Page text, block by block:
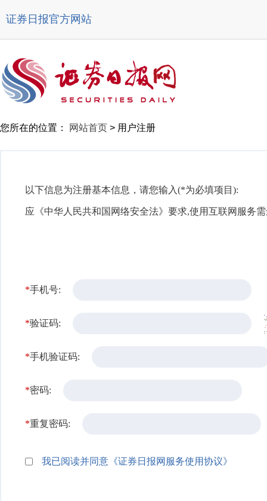
证券日报官方网站
您所在的位置： 网站首页 > 用户注册
以下信息为注册基本信息，请您输入(*为必填项目):
应《中华人民共和国网络安全法》要求,使用互联网服务
*手机号:
*验证码:
*手机验证码:
*密码:
*重复密码:
我已阅读并同意《证券日报网服务使用协议》